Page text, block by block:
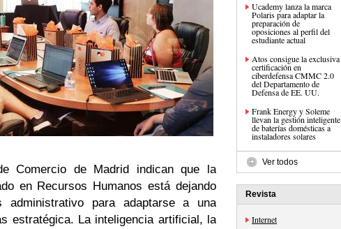
Comercio de Madrid indican que la
en Recursos Humanos está dejando
para adaptarse a una
estratégica. La inteligencia artificial, la
Ucademy lanza la marca
Polaris para adaptar la
preparación de
oposiciones al perfil del
estudiante actual
Atos consigue la exclusiva
certificación en
ciberdefensa CMMC 2.0
del Departamento de
Defensa de EE. UU.
Frank Energy y Soleme
llevan la gestión inteligente
de baterías domésticas a
instaladores solares
Ver todos
Revista
Internet